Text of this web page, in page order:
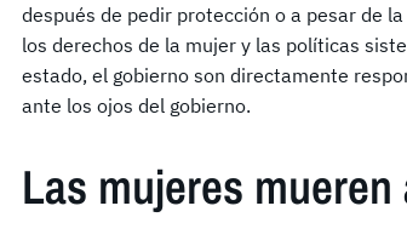
después de pedir protección o a pesar de
los derechos de la mujer y las políticas
estado, el gobierno son directamente
ante los ojos del gobierno.
Las mujeres